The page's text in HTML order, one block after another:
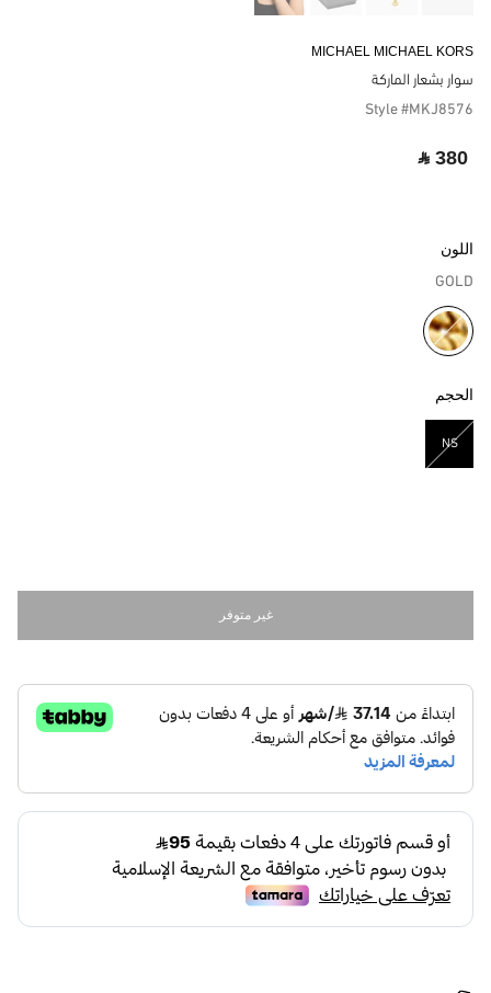
MICHAEL MICHAEL KORS
سوار بشعار الماركة
Style #MKJ8576
‎ ⃁ 380 ‎
اللون
GOLD
مختار
الحجم
NS
مختار
غير متوفر